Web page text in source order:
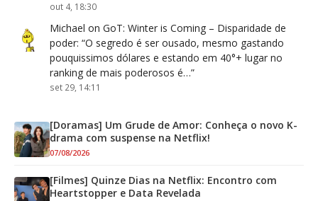
out 4, 18:30
Michael on GoT: Winter is Coming – Disparidade de
poder: “O segredo é ser ousado, mesmo gastando
pouquissimos dólares e estando em 40°+ lugar no
ranking de mais poderosos é…”
set 29, 14:11
[Doramas] Um Grude de Amor: Conheça o novo K-
drama com suspense na Netflix!
07/08/2026
[Filmes] Quinze Dias na Netflix: Encontro com
Heartstopper e Data Revelada